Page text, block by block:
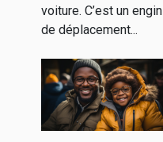
voiture. C’est un engin
de déplacement...